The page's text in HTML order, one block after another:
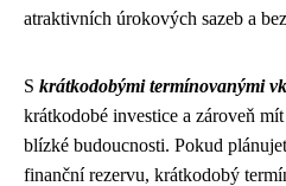
atraktivních úrokových sazeb a
S krátkodobými termínovanými
krátkodobé investice a zároveň
blízké budoucnosti. Pokud
finanční rezervu, krátkodobý